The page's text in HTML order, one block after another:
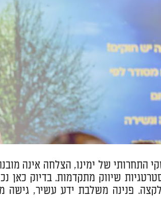
התחרותי של ימינו, הצלחה אינה
שיווק מתקדמות. בדיוק כאן
פנינה משלבת ידע עשיר, גישה